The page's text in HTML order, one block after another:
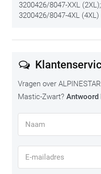
3200426/8047-XXL
3200426/8047-4XL (4XL)
Vragen over
Mastic-Zwart? Antwoord